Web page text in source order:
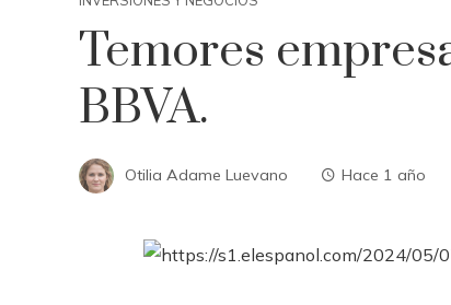
Temores
BBVA.
Otilia Adame Luevano Hace 1 año